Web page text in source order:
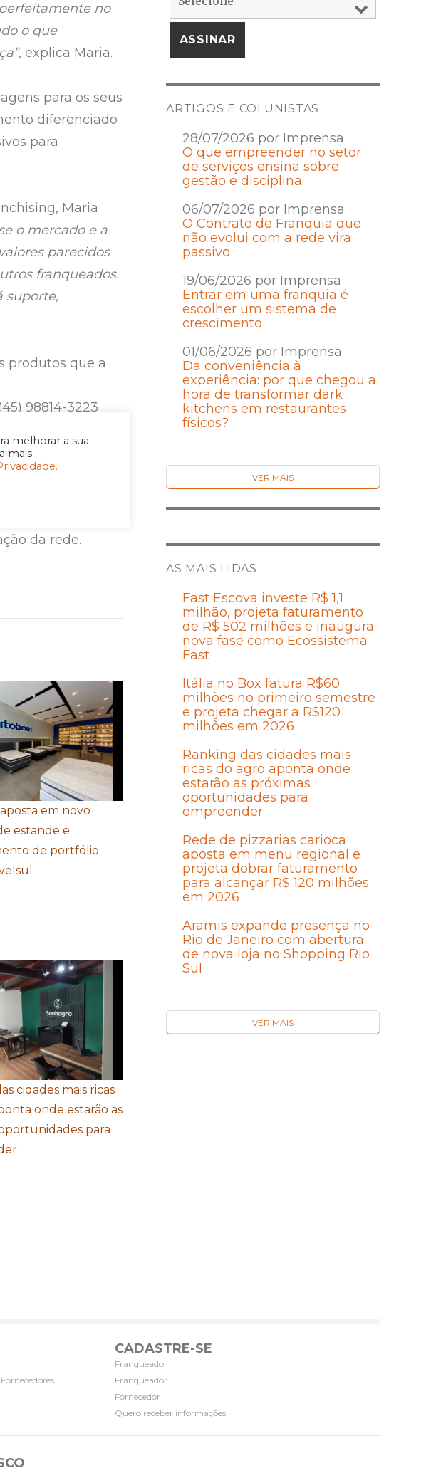
melhorar a sua
mais
no
o que
, explica Maria.
para os seus
diferenciado
para
Maria
o mercado e a
parecidos
franqueados.
suporte,
produtos que a
98814-3223
em Maringá e
do país em 2023.
Ximenes,
e
da rede.
em novo
estande e
de portfólio
cidades mais ricas
onde estarão as
para
ARTIGOS E COLUNISTAS
28/07/2026 por Imprensa
O que empreender no setor
de serviços ensina sobre
gestão e disciplina
06/07/2026 por Imprensa
O Contrato de Franquia que
não evolui com a rede vira
passivo
19/06/2026 por Imprensa
Entrar em uma franquia é
escolher um sistema de
crescimento
01/06/2026 por Imprensa
Da conveniência à
experiência: por que chegou a
hora de transformar dark
kitchens em restaurantes
físicos?
VER MAIS
AS MAIS LIDAS
Fast Escova investe R$ 1,1
milhão, projeta faturamento
de R$ 502 milhões e inaugura
nova fase como Ecossistema
Fast
Itália no Box fatura R$60
milhões no primeiro semestre
e projeta chegar a R$120
milhões em 2026
Ranking das cidades mais
ricas do agro aponta onde
estarão as próximas
oportunidades para
empreender
Rede de pizzarias carioca
aposta em menu regional e
projeta dobrar faturamento
para alcançar R$ 120 milhões
em 2026
Aramis expande presença no
Rio de Janeiro com abertura
de nova loja no Shopping Rio
Sul
VER MAIS
CADASTRE-SE
Franqueado
Franqueador
Fornecedor
Quero receber informações